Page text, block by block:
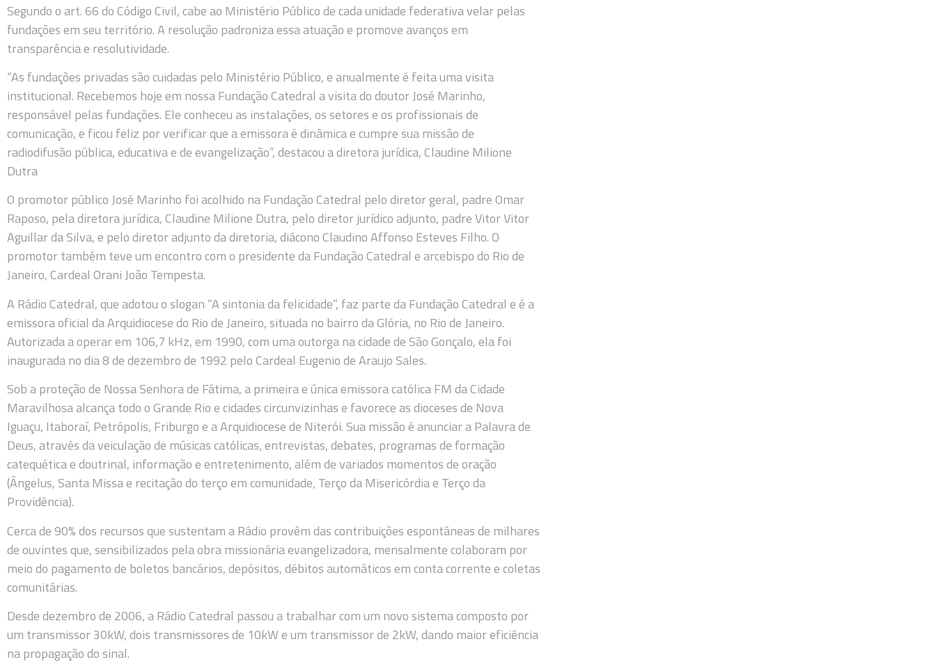
Segundo o art. 66 do Código Civil, cabe ao Ministério Público de cada unidade federativa velar pelas
fundações em seu território. A resolução padroniza essa atuação e promove avanços em
transparência e resolutividade.
“As fundações privadas são cuidadas pelo Ministério Público, e anualmente é feita uma visita
institucional. Recebemos hoje em nossa Fundação Catedral a visita do doutor José Marinho,
responsável pelas fundações. Ele conheceu as instalações, os setores e os profissionais de
comunicação, e ficou feliz por verificar que a emissora é dinâmica e cumpre sua missão de
radiodifusão pública, educativa e de evangelização”, destacou a diretora jurídica, Claudine Milione
Dutra
O promotor público José Marinho foi acolhido na Fundação Catedral pelo diretor geral, padre Omar
Raposo, pela diretora jurídica, Claudine Milione Dutra, pelo diretor jurídico adjunto, padre Vitor Vitor
Aguillar da Silva, e pelo diretor adjunto da diretoria, diácono Claudino Affonso Esteves Filho. O
promotor também teve um encontro com o presidente da Fundação Catedral e arcebispo do Rio de
Janeiro, Cardeal Orani João Tempesta.
A Rádio Catedral, que adotou o slogan “A sintonia da felicidade”, faz parte da Fundação Catedral e é a
emissora oficial da Arquidiocese do Rio de Janeiro, situada no bairro da Glória, no Rio de Janeiro.
Autorizada a operar em 106,7 kHz, em 1990, com uma outorga na cidade de São Gonçalo, ela foi
inaugurada no dia 8 de dezembro de 1992 pelo Cardeal Eugenio de Araujo Sales.
Sob a proteção de Nossa Senhora de Fátima, a primeira e única emissora católica FM da Cidade
Maravilhosa alcança todo o Grande Rio e cidades circunvizinhas e favorece as dioceses de Nova
Iguaçu, Itaboraí, Petrópolis, Friburgo e a Arquidiocese de Niterói. Sua missão é anunciar a Palavra de
Deus, através da veiculação de músicas católicas, entrevistas, debates, programas de formação
catequética e doutrinal, informação e entretenimento, além de variados momentos de oração
(Ângelus, Santa Missa e recitação do terço em comunidade, Terço da Misericórdia e Terço da
Providência).
Cerca de 90% dos recursos que sustentam a Rádio provêm das contribuições espontâneas de milhares
de ouvintes que, sensibilizados pela obra missionária evangelizadora, mensalmente colaboram por
meio do pagamento de boletos bancários, depósitos, débitos automáticos em conta corrente e coletas
comunitárias.
Desde dezembro de 2006, a Rádio Catedral passou a trabalhar com um novo sistema composto por
um transmissor 30kW, dois transmissores de 10kW e um transmissor de 2kW, dando maior eficiência
na propagação do sinal.